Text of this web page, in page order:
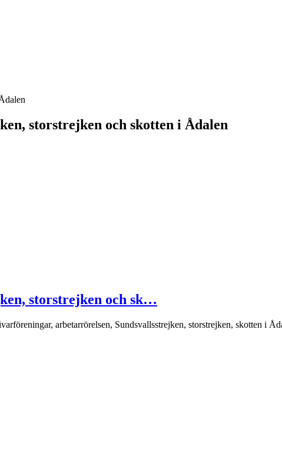
storstrejken och skotten i Ådalen
storstrejken och sk…
arbetarrörelsen, Sundsvallsstrejken, storstrejken, skotten i